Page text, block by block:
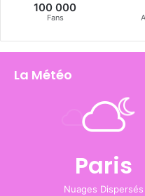
100 000
Fans
La Météo
Paris
Nuages Dispersés